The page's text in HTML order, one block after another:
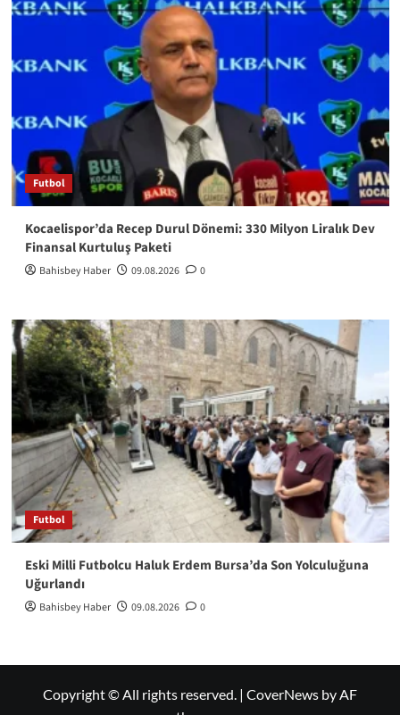
Futbol
Kocaelispor’da Recep Durul Dönemi: 330 Milyon Liralık Dev
Finansal Kurtuluş Paketi
Bahisbey Haber 09.08.2026 0
Futbol
Eski Milli Futbolcu Haluk Erdem Bursa’da Son Yolculuğuna
Uğurlandı
Bahisbey Haber 09.08.2026 0
Copyright © All rights reserved. | CoverNews by AF